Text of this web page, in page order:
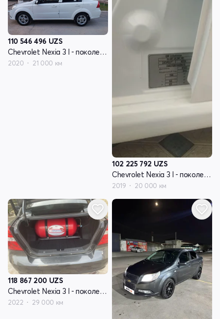
110 546 496 UZS
Chevrolet Nexia 3 I - поколение
2020 21 000 км
102 225 792 UZS
Chevrolet Nexia 3 I - поколение
2019 20 000 км
118 867 200 UZS
Chevrolet Nexia 3 I - поколение
2022 29 000 км